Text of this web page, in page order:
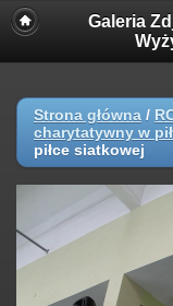
Galeria
Strona główna /
charytatywny w
piłce siatkowej